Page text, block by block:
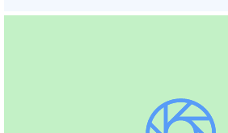
Informer